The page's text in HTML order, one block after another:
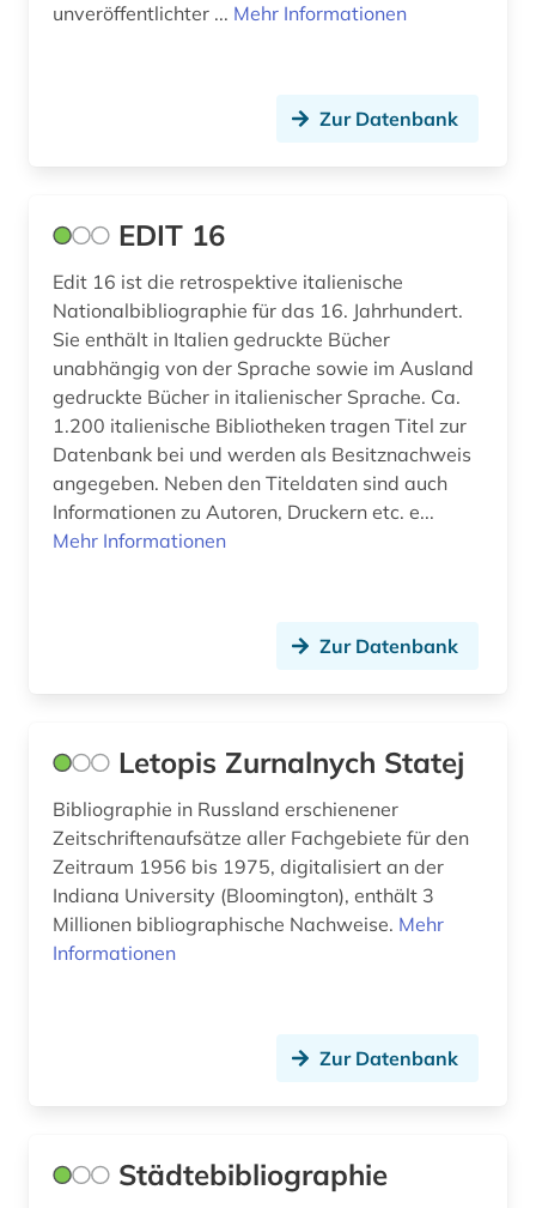
lexikon (1)
lieferbares buch (1)
litauen (3)
literatur (9)
literaturen und kulturen (1)
literaturwissenschaft (13)
lituanistik (1)
län gävleborg (1)
län västerbotten (1)
län västernorrland (1)
län östergötland (1)
madrid (2)
manuskripte (1)
unveröffentlichter ... Mehr Informationen
Zur Datenbank
EDIT 16
Edit 16 ist die retrospektive italienische
Nationalbibliographie für das 16. Jahrhundert.
Sie enthält in Italien gedruckte Bücher
unabhängig von der Sprache sowie im Ausland
gedruckte Bücher in italienischer Sprache. Ca.
1.200 italienische Bibliotheken tragen Titel zur
Datenbank bei und werden als Besitznachweis
angegeben. Neben den Titeldaten sind auch
Informationen zu Autoren, Druckern etc. e...
Mehr Informationen
Zur Datenbank
Letopis Zurnalnych Statej
Bibliographie in Russland erschienener
Zeitschriftenaufsätze aller Fachgebiete für den
Zeitraum 1956 bis 1975, digitalisiert an der
Indiana University (Bloomington), enthält 3
Millionen bibliographische Nachweise. Mehr
Informationen
Zur Datenbank
Städtebibliographie